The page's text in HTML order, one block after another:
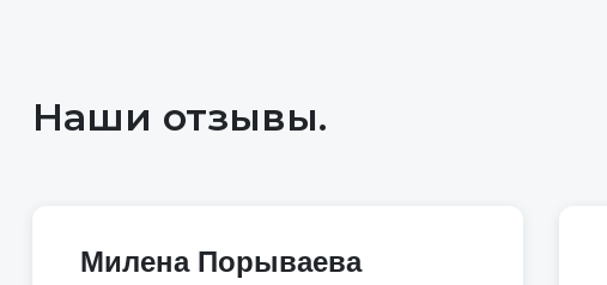
Наши отзывы.
Милена Порываева